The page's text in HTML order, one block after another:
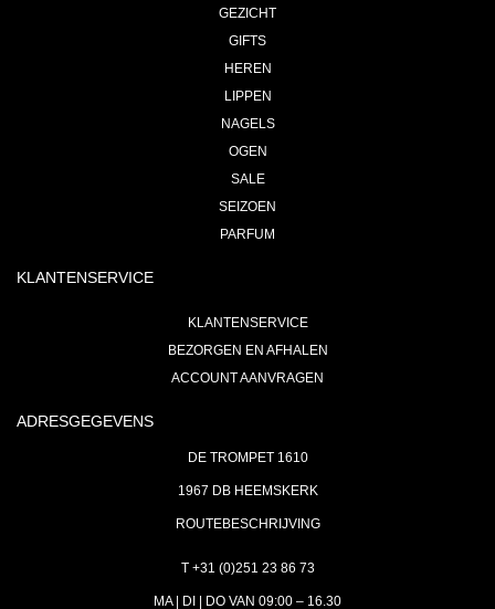
GEZICHT
GIFTS
HEREN
LIPPEN
NAGELS
OGEN
SALE
SEIZOEN
PARFUM
KLANTENSERVICE
KLANTENSERVICE
BEZORGEN EN AFHALEN
ACCOUNT AANVRAGEN
ADRESGEGEVENS
DE TROMPET 1610
1967 DB HEEMSKERK
ROUTEBESCHRIJVING
T +31 (0)251 23 86 73
MA | DI | DO VAN 09:00 – 16.30